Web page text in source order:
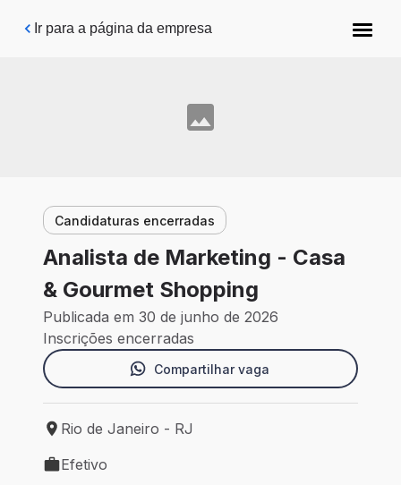
Pular para o conteúdo principal
Ir para a página da empresa
Candidaturas encerradas
Analista de Marketing - Casa
& Gourmet Shopping
Publicada em 30 de junho de 2026
Inscrições encerradas
Compartilhar vaga
Local de trabalho: Rio de Janeiro - RJ
Rio de Janeiro - RJ
Tipo de vaga: Efetivo
Efetivo